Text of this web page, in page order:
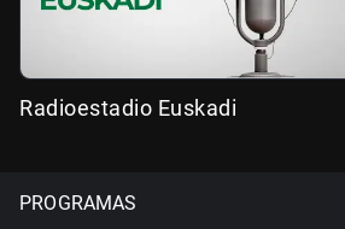
Radioestadio Euskadi
PROGRAMAS